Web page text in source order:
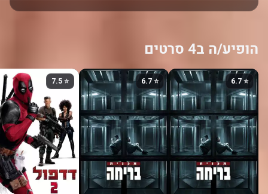
הופיע/ה ב4 סרטים
⭐ 6.7
⭐ 6.7
⭐ 7.5